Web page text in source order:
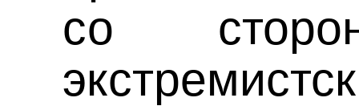
со